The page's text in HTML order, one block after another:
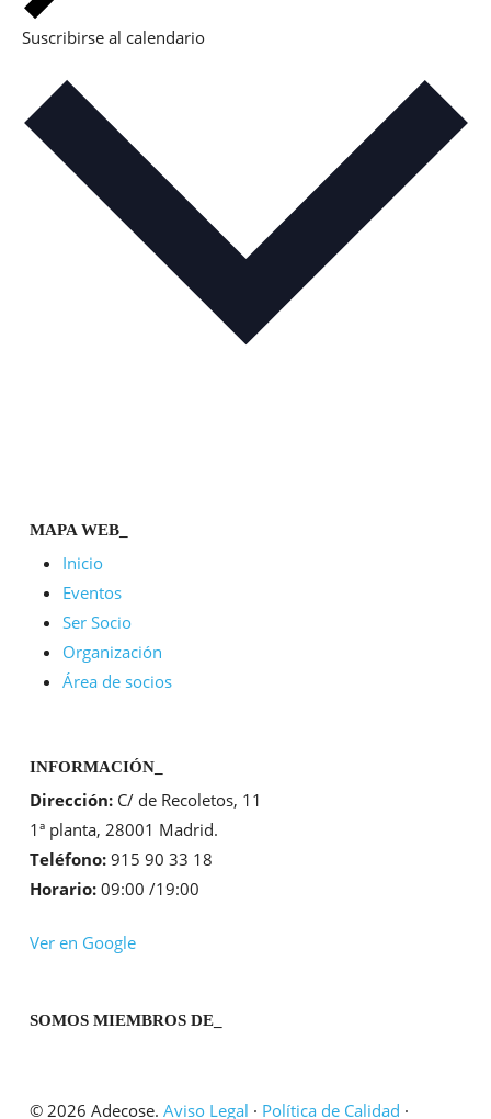
Suscribirse al calendario
MAPA WEB_
Inicio
Eventos
Ser Socio
Organización
Área de socios
INFORMACIÓN_
Dirección:C/ de Recoletos, 11
1ª planta, 28001 Madrid.
Teléfono:915 90 33 18
Horario:09:00 /19:00
Ver en Google
SOMOS MIEMBROS DE_
© 2026 Adecose. Aviso Legal · Política de Calidad ·